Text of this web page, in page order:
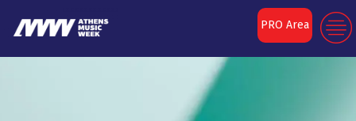
PRO Area